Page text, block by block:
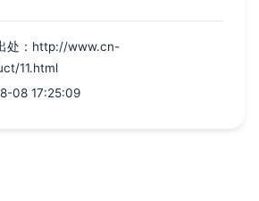
处：http://www.cn-
11.html
08 17:25:09